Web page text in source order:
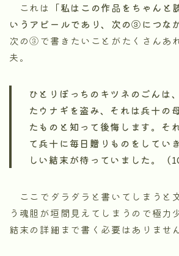
これは 「私はこの作品をちゃんと
いうアピールであり、次の③につな
次の③で書きたいことがたくさんあ
夫。
ひとりぼっちのキツネのごんは
たウナギを盗み、それは兵十の
たものと知って後悔します。そ
て兵十に毎日贈りものをしてい
しい結末が待っていました。（
ここでダラダラと書いてしまうと
う魂胆が垣間見えてしまうので極力
結末の詳細まで書く必要はありません